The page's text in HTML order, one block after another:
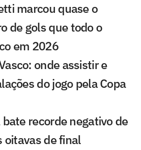
marcou quase o
de gols que todo o
em 2026
onde assistir e
do jogo pela Copa
recorde negativo de
oitavas de final